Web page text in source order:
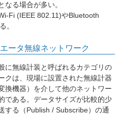
る場合が多い。
Fi (IEEE 802.11)やBluetooth
。
ータ無線ネットワーク
無線計装と呼ばれるカテゴリの
クは、現場に設置された無線計器
換機器）を介して他のネットワー
である。データサイズが比較的少
する（Publish / Subscribe）の通